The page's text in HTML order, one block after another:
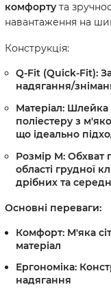
комфорту та
навантаження на
Конструкція:
Q-Fit (Quick-Fit):
надягання/
Матеріал: Шлейка
поліестеру з
що ідеально
Розмір M: Обхват
області грудної
дрібних та
Основні переваги:
Комфорт: М'яка
матеріал
Ергономіка:
надягання